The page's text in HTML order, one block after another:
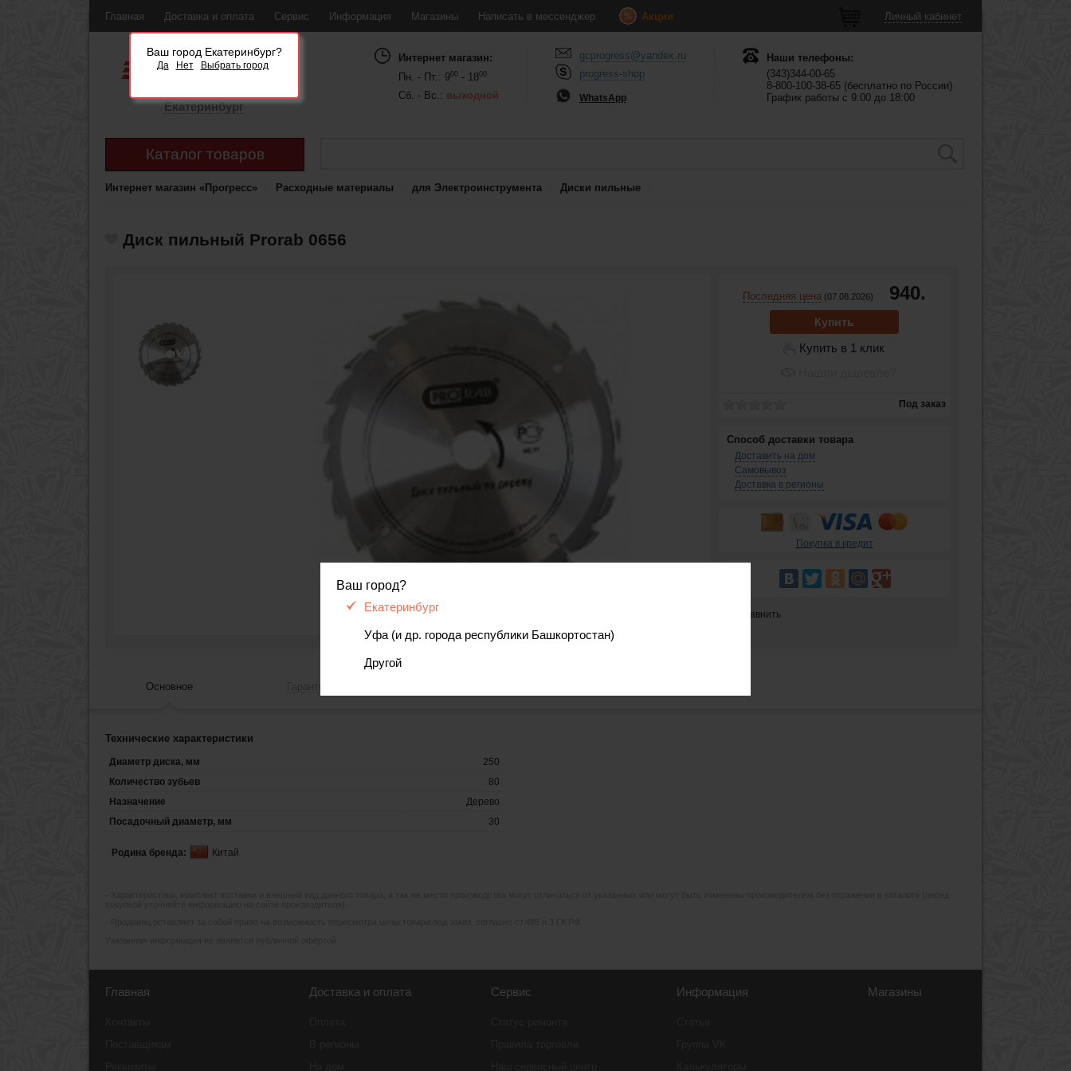
Ваш город?
Екатеринбург
Уфа (и др. города республики Башкортостан)
Другой
Главная Доставка и оплата Сервис Информация Магазины Написать в мессенджер Акции Личный кабинет
Ваш город Екатеринбург?
Да Нет Выбрать город
Екатеринбург
Интернет магазин:
Пн. - Пт.: 900 - 1800
Сб. - Вс.: выходной
gcprogress@yandex.ru
progress-shop
WhatsApp
Наши телефоны:
(343)344-00-65
8-800-100-38-65 (бесплатно по России)
График работы с 9:00 до 18:00
Каталог товаров
Интернет магазин «Прогресс» Расходные материалы для Электроинструмента Диски пильные
Диск пильный Prorab 0656
Последняя цена (07.08.2026) 940.
Купить
Купить в 1 клик
Под заказ
Способ доставки товара
Доставить на дом
Самовывоз
Доставка в регионы
Покупка в кредит
Сравнить
Основное
Технические характеристики
Диаметр диска, мм
250
Количество зубьев
80
Назначение
Дерево
Посадочный диаметр, мм
30
Родина бренда: Китай
Главная Доставка и оплата Сервис Информация Магазины